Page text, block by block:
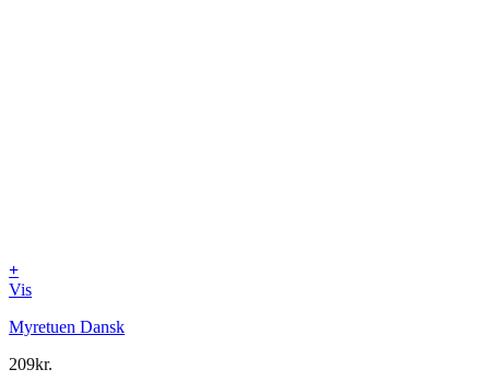
+
Vis
Myretuen Dansk
209kr.